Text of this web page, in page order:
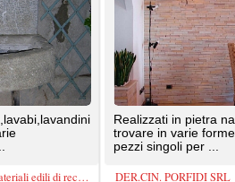
Pavimenti intarsiati in marmo e cosmati
La Bottega delle Arti Antiche